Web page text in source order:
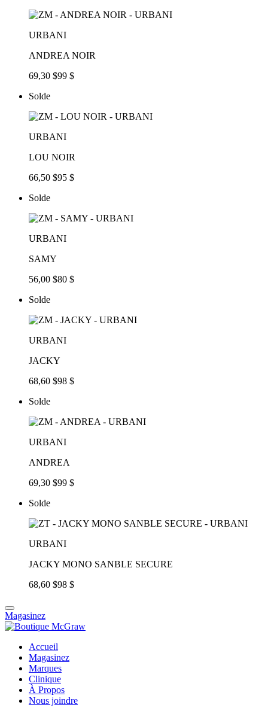
URBANI
ANDREA NOIR
69,30 $99 $
Solde
URBANI
LOU NOIR
66,50 $95 $
Solde
URBANI
SAMY
56,00 $80 $
Solde
URBANI
JACKY
68,60 $98 $
Solde
URBANI
ANDREA
69,30 $99 $
Solde
URBANI
JACKY MONO SANBLE SECURE
68,60 $98 $
Magasinez
Accueil
Magasinez
Marques
Clinique
À Propos
Nous joindre